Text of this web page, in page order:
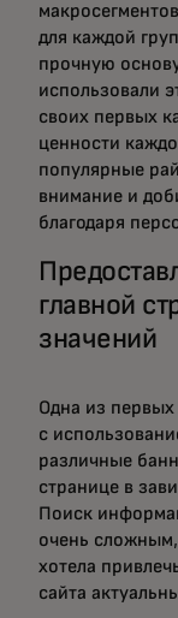
для каждой
прочную
использовали
своих первых
ценности
популярные
внимание и
благодаря
главной
значений
Одна из
с
различные
странице в
Поиск
очень
хотела
сайта